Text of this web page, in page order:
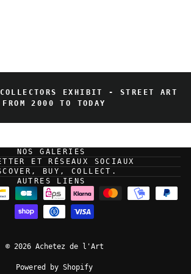
EXHIBIT - STREET ART
FROM 2000 TO TODAY
NOS GALERIES
ET RÉSEAUX SOCIAUX
BUY, COLLECT.
AUTRES LIENS
© 2026 Achetez de l'Art
Powered by Shopify